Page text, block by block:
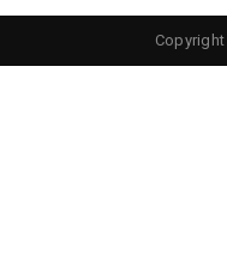
mũi hàn vừa hàn